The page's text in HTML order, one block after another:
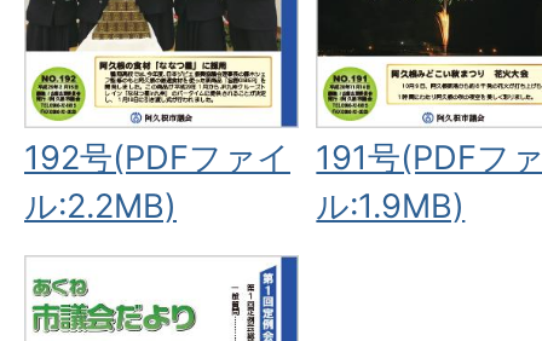
192号(PDFファイ
ル:2.2MB)
191号(PDFフ
ル:1.9MB)